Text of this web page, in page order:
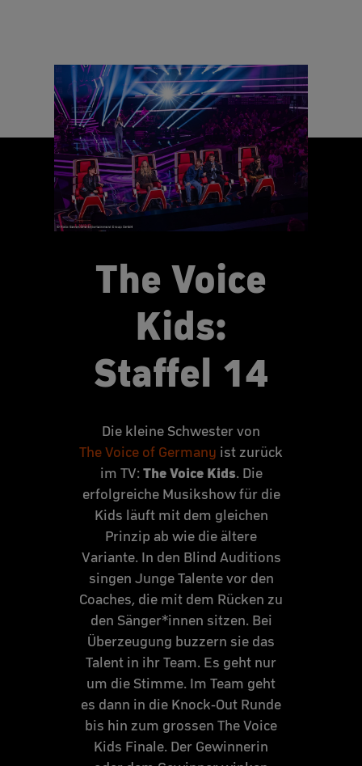
The Voice
Kids:
Staffel 14
Die kleine Schwester von
The Voice of Germany ist zurück
im TV: The Voice Kids. Die
erfolgreiche Musikshow für die
Kids läuft mit dem gleichen
Prinzip ab wie die ältere
Variante. In den Blind Auditions
singen Junge Talente vor den
Coaches, die mit dem Rücken zu
den Sänger*innen sitzen. Bei
Überzeugung buzzern sie das
Talent in ihr Team. Es geht nur
um die Stimme. Im Team geht
es dann in die Knock-Out Runde
bis hin zum grossen The Voice
Kids Finale. Der Gewinnerin